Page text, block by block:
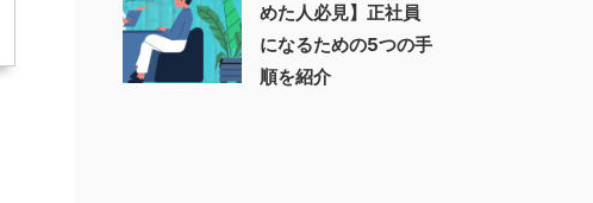
めた人必見】正社員
になるための5つの手
順を紹介